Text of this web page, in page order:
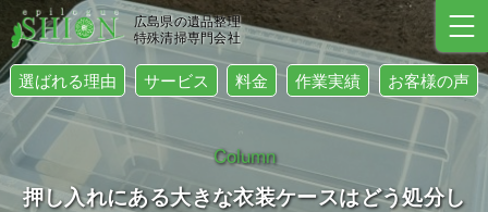
広島県の遺品整理
特殊清掃専門会社
選ばれる理由 サービス 料金 作業実績 お客様の声
Column
押し入れにある大きな衣装ケースはどう処分し